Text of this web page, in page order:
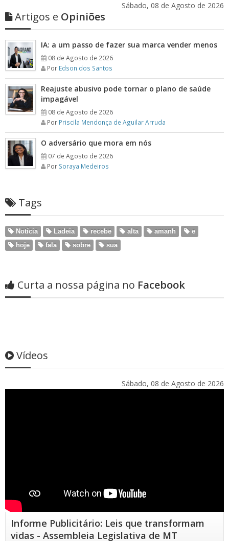
Sábado, 08 de Agosto de 2026
Artigos e Opiniões
IA: a um passo de fazer sua marca vender menos
08 de Agosto de 2026
Por Edson dos Santos
Reajuste abusivo pode tornar o plano de saúde
impagável
08 de Agosto de 2026
Por Priscila Mendonça de Aguilar Arruda
O adversário que mora em nós
07 de Agosto de 2026
Por Soraya Medeiros
Tags
Notícia Ladeia recebe alta amanh
e
hoje
fala sobre sua
Curta a nossa página no Facebook
Vídeos
Sábado, 08 de Agosto de 2026
Informe Publicitário: Leis que transformam
vidas - Assembleia Legislativa de MT